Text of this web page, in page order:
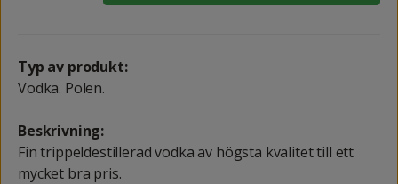
Typ av produkt:
Vodka. Polen.
Beskrivning:
Fin trippeldestillerad vodka av högsta kvalitet till ett
mycket bra pris.